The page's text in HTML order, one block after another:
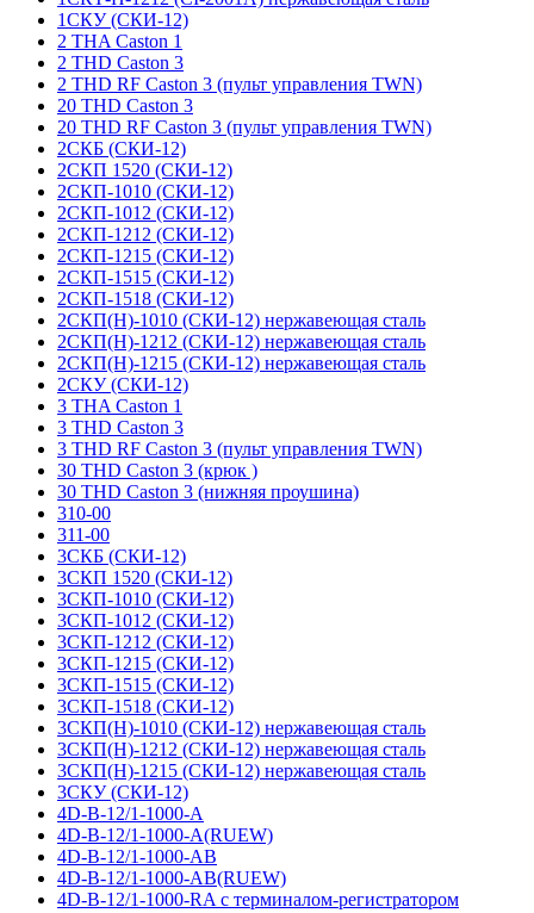
1СКУ (СКИ-12)
2 THA Caston 1
2 THD Caston 3
2 THD RF Caston 3 (пульт управления TWN)
20 THD Caston 3
20 THD RF Caston 3 (пульт управления TWN)
2СКБ (СКИ-12)
2СКП 1520 (СКИ-12)
2СКП-1010 (СКИ-12)
2СКП-1012 (СКИ-12)
2СКП-1212 (СКИ-12)
2СКП-1215 (СКИ-12)
2СКП-1515 (СКИ-12)
2СКП-1518 (СКИ-12)
2СКП(Н)-1010 (СКИ-12) нержавеющая сталь
2СКП(Н)-1212 (СКИ-12) нержавеющая сталь
2СКП(Н)-1215 (СКИ-12) нержавеющая сталь
2СКУ (СКИ-12)
3 THA Caston 1
3 THD Caston 3
3 THD RF Caston 3 (пульт управления TWN)
30 THD Caston 3 (крюк )
30 THD Caston 3 (нижняя проушина)
310-00
311-00
3СКБ (СКИ-12)
3СКП 1520 (СКИ-12)
3СКП-1010 (СКИ-12)
3СКП-1012 (СКИ-12)
3СКП-1212 (СКИ-12)
3СКП-1215 (СКИ-12)
3СКП-1515 (СКИ-12)
3СКП-1518 (СКИ-12)
3СКП(Н)-1010 (СКИ-12) нержавеющая сталь
3СКП(Н)-1212 (СКИ-12) нержавеющая сталь
3СКП(Н)-1215 (СКИ-12) нержавеющая сталь
3СКУ (СКИ-12)
4D-B-12/1-1000-A
4D-B-12/1-1000-A(RUEW)
4D-B-12/1-1000-AB
4D-B-12/1-1000-AB(RUEW)
4D-B-12/1-1000-RA с терминалом-регистратором